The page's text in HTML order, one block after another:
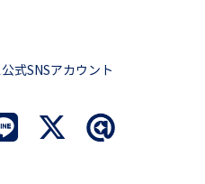
式SNSアカウント